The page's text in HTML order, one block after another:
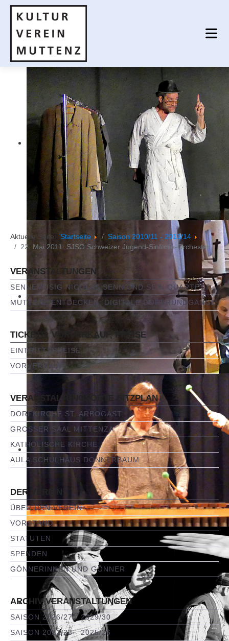
Aktuelle Seite: Startseite
Saison 2010/11 - 2013/14
22. Mai 2011: SJSO Schweizer Jugend-Sinfonie-Orchester
VERANSTALTUNGEN
SENNEMUSIG NICOLAS SENN UND SEIN QUARTETT
MUTTENZ ENTDECKEN: DIGITALE DORFRUNDGÄNGE
TICKETS, VORVERKAUF, PREISE
EINTRITTSPREISE
VORVERKAUF
VERANSTALTUNGSORTE SITZPLAN
DORFKIRCHE ST. ARBOGAST
GROSSER SAAL MITTENZA
KATHOLISCHE KIRCHE
AULA SCHULHAUS DONNERBAUM
DER VEREIN
ÜBER DEN VEREIN
VORSTAND
STATUTEN
SPENDEN
GÖNNERINNEN UND GÖNNER
ARCHIV VERANSTALTUNGEN
SAISON 2026/27 - 2029/30
SAISON 2022/23 - 2025/26